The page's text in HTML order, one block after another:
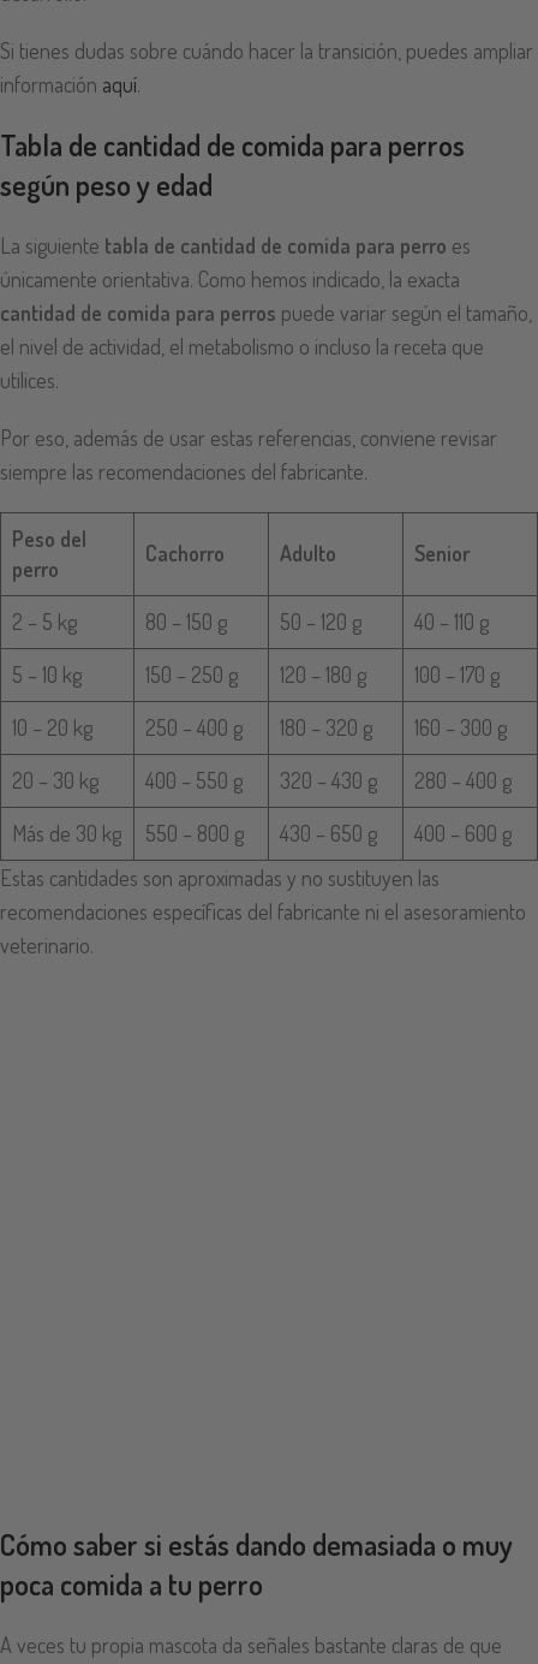
Si tienes dudas sobre cuándo hacer la transición, puedes ampliar
información aquí.
Tabla de cantidad de comida para perros
según peso y edad
La siguiente tabla de cantidad de comida para perro es
únicamente orientativa. Como hemos indicado, la exacta
cantidad de comida para perros puede variar según el tamaño,
el nivel de actividad, el metabolismo o incluso la receta que
utilices.
Por eso, además de usar estas referencias, conviene revisar
siempre las recomendaciones del fabricante.
Peso del
perro
Cachorro Adulto Senior
2 – 5 kg 80 – 150 g 50 – 120 g
40 – 110 g
5 – 10 kg
150 – 250 g 120 – 180 g
100 – 170 g
10 – 20 kg
250 – 400 g 180 – 320 g
160 – 300 g
20 – 30 kg
400 – 550 g 320 – 430 g
280 – 400 g
Más de 30 kg
550 – 800 g 430 – 650 g
400 – 600 g
Estas cantidades son aproximadas y no sustituyen las
recomendaciones específicas del fabricante ni el asesoramiento
veterinario.
Cómo saber si estás dando demasiada o muy
poca comida a tu perro
A veces tu propia mascota da señales bastante claras de que